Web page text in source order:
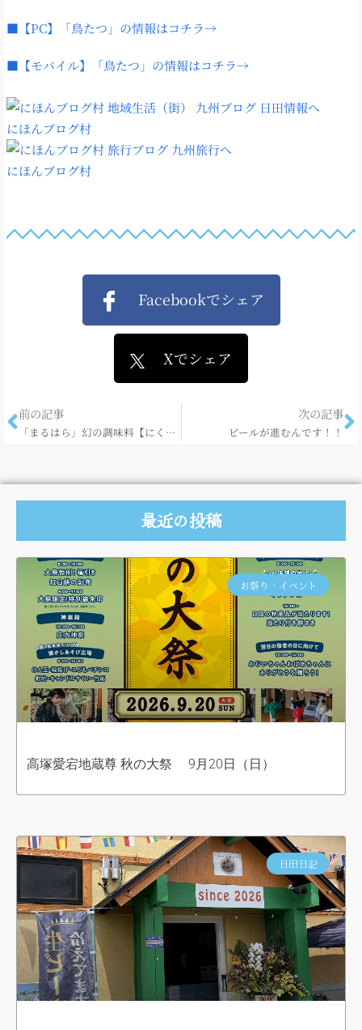
■【PC】「鳥たつ」の情報はコチラ→
■【モバイル】「鳥たつ」の情報はコチラ→
にほんブログ村
にほんブログ村
Facebookでシェア
Xでシェア
前の記事
「まるはら」幻の調味料【にくしょう】！！
次の記事
ビールが進むんです！！
最近の投稿
お祭り・イベント
高塚愛宕地蔵尊 秋の大祭 9月20日（日）
日田日記